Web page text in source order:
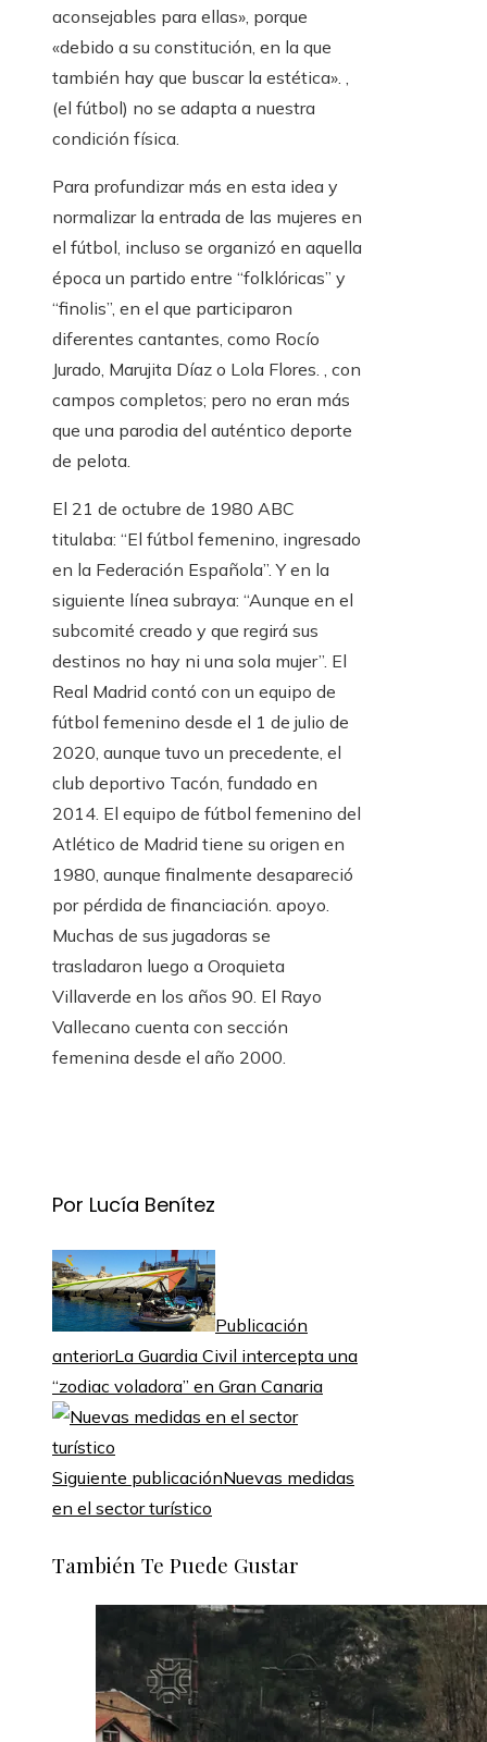
aconsejables para ellas», porque
«debido a su constitución, en la que
también hay que buscar la estética». ,
(el fútbol) no se adapta a nuestra
condición física.
Para profundizar más en esta idea y
normalizar la entrada de las mujeres en
el fútbol, ​​incluso se organizó en aquella
época un partido entre “folklóricas” y
“finolis”, en el que participaron
diferentes cantantes, como Rocío
Jurado, Marujita Díaz o Lola Flores. , con
campos completos; pero no eran más
que una parodia del auténtico deporte
de pelota.
El 21 de octubre de 1980 ABC
titulaba: “El fútbol femenino, ingresado
en la Federación Española”. Y en la
siguiente línea subraya: “Aunque en el
subcomité creado y que regirá sus
destinos no hay ni una sola mujer”. El
Real Madrid contó con un equipo de
fútbol femenino desde el 1 de julio de
2020, aunque tuvo un precedente, el
club deportivo Tacón, fundado en
2014. El equipo de fútbol femenino del
Atlético de Madrid tiene su origen en
1980, aunque finalmente desapareció
por pérdida de financiación. apoyo.
Muchas de sus jugadoras se
trasladaron luego a Oroquieta
Villaverde en los años 90. El Rayo
Vallecano cuenta con sección
femenina desde el año 2000.
Por Lucía Benítez
Publicación
anteriorLa Guardia Civil intercepta una
“zodiac voladora” en Gran Canaria
Siguiente publicaciónNuevas medidas
en el sector turístico
También Te Puede Gustar